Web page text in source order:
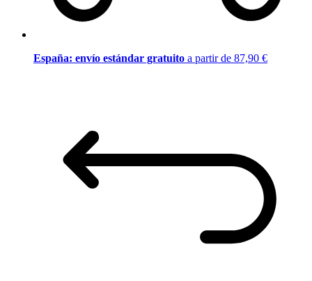
España: envío estándar gratuito a partir de 87,90 €